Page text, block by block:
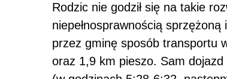
Rodzic nie godził się na takie
niepełnosprawnością
przez gminę sposób transportu
oraz 1,9 km pieszo. Sam